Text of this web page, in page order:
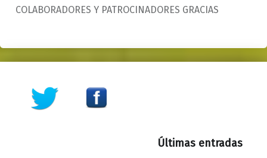
COLABORADORES Y PATROCINADORES GRACIAS
Últimas entradas